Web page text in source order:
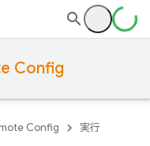
Config
Config 実行